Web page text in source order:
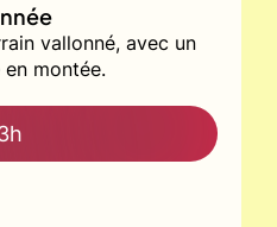
vallonné, avec un
montée.